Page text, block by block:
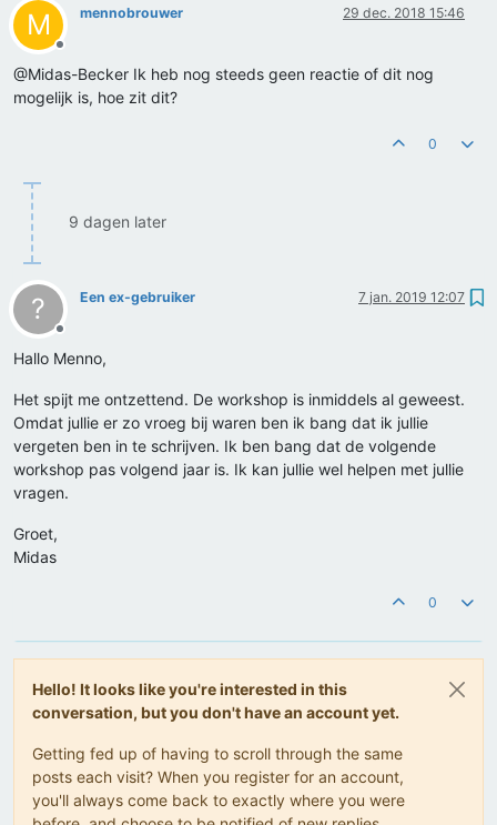
M
Offline
mennobrouwer 29 dec. 2018 15:46
@Midas-Becker Ik heb nog steeds geen reactie of dit nog
mogelijk is, hoe zit dit?
0
9 dagen later
?
Offline
Een ex-gebruiker 7 jan. 2019 12:07
Hallo Menno,
Het spijt me ontzettend. De workshop is inmiddels al geweest.
Omdat jullie er zo vroeg bij waren ben ik bang dat ik jullie
vergeten ben in te schrijven. Ik ben bang dat de volgende
workshop pas volgend jaar is. Ik kan jullie wel helpen met jullie
vragen.
Groet,
Midas
0
Hello! It looks like you're interested in this
conversation, but you don't have an account yet.
Getting fed up of having to scroll through the same
posts each visit? When you register for an account,
you'll always come back to exactly where you were